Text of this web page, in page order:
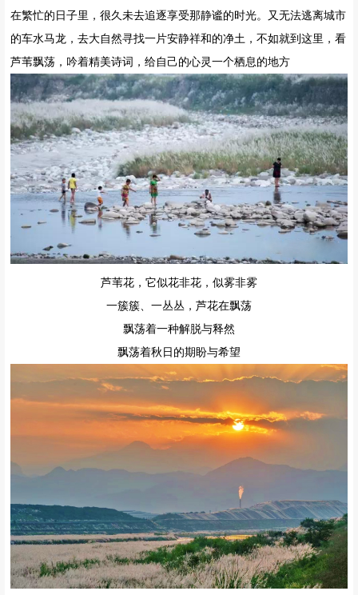
在繁忙的日子里，很久未去追逐享受那静谧的时光。又无法逃离城市
的车水马龙，去大自然寻找一片安静祥和的净土，不如就到这里，看
芦苇飘荡，吟着精美诗词，给自己的心灵一个栖息的地方
芦苇花，它似花非花，似雾非雾
一簇簇、一丛丛，芦花在飘荡
飘荡着一种解脱与释然
飘荡着秋日的期盼与希望